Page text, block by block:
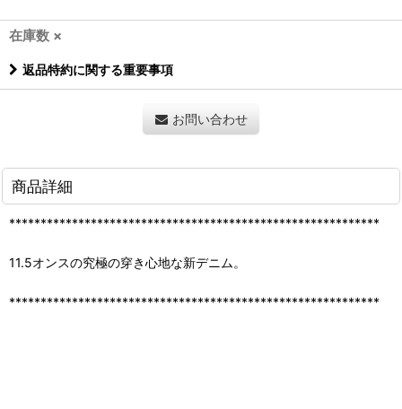
在庫数 ×
返品特約に関する重要事項
お問い合わせ
商品詳細
***********************************************************
11.5オンスの究極の穿き心地な新デニム。
***********************************************************